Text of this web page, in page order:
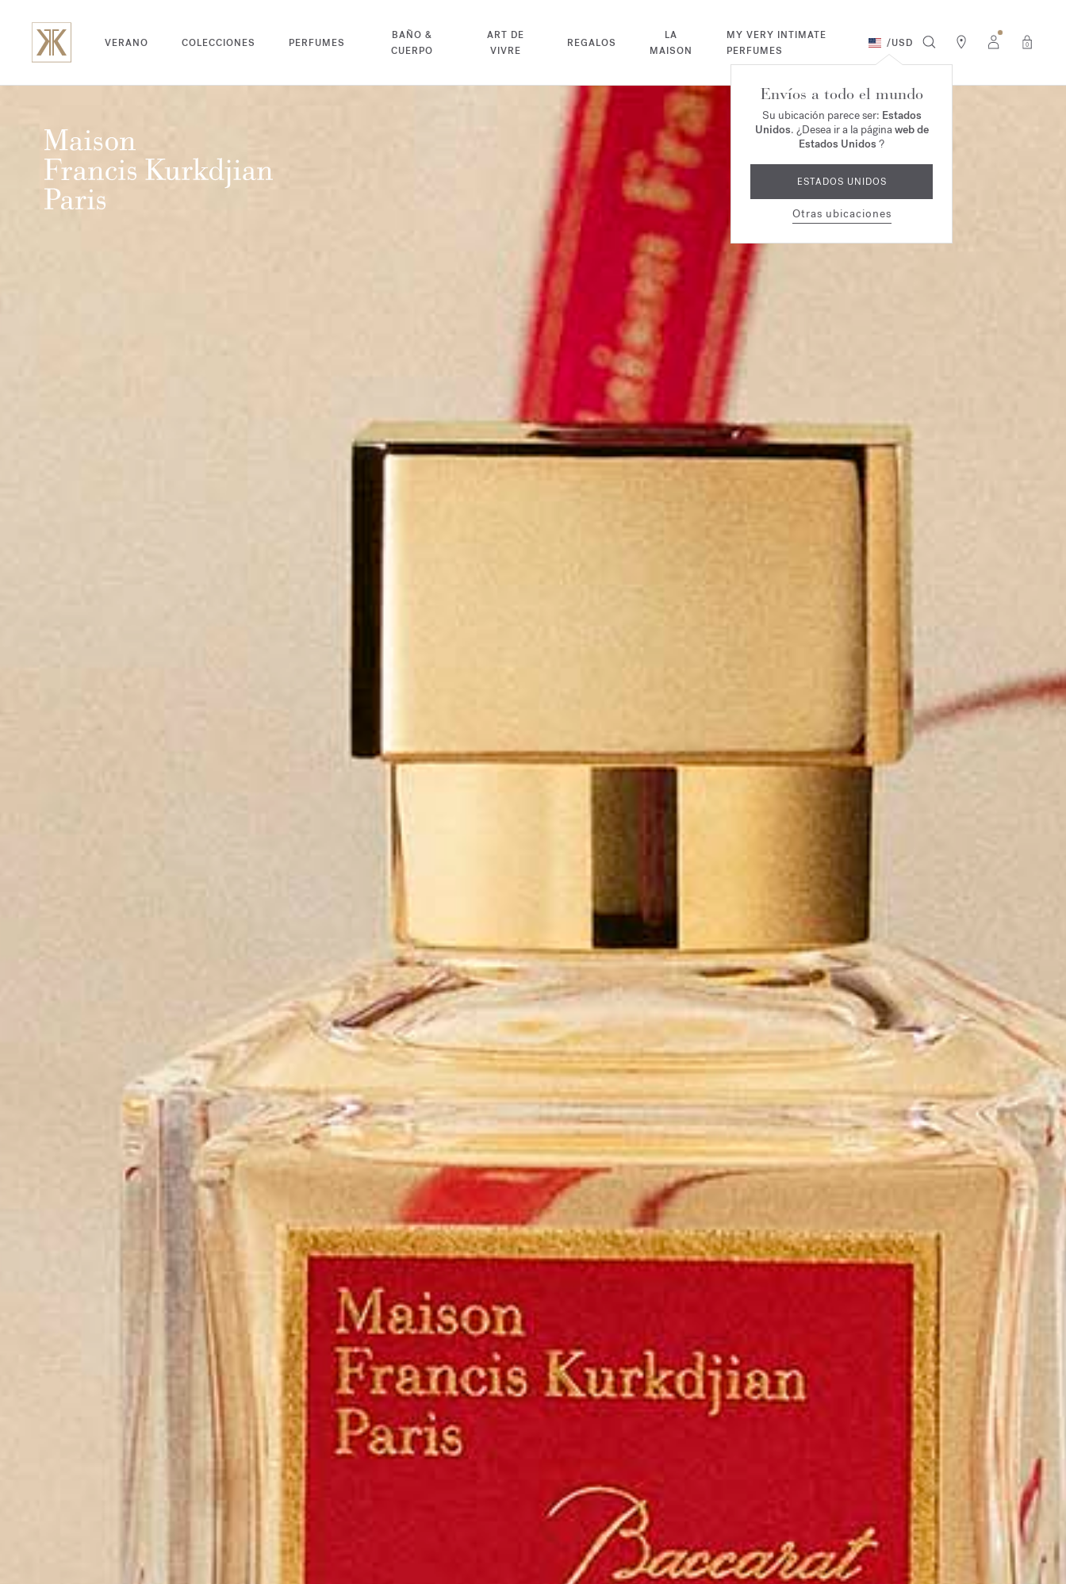
VERANO COLECCIONES PERFUMES
BAÑO &
CUERPO
ART DE
VIVRE
REGALOS
LA
MAISON
MY VERY INTIMATE
PERFUMES
/USD 0
Envíos a todo el mundo
Su ubicación parece ser: Estados
Unidos. ¿Desea ir a la páginaweb de
Estados Unidos ?
ESTADOS UNIDOS
Otras ubicaciones